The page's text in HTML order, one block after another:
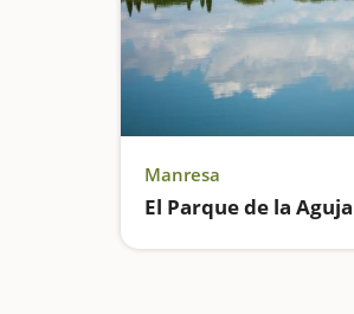
Manresa
El Parque de la